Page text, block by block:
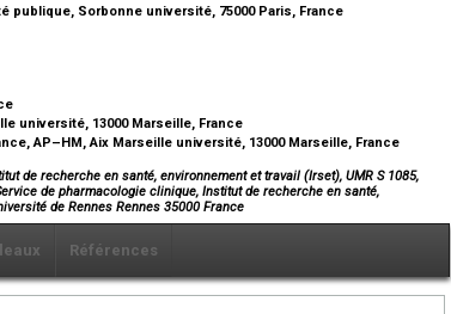
Sorbonne université, 75000 Paris, France
université, 13000 Marseille, France
AP–HM, Aix Marseille université, 13000 Marseille, France
de recherche en santé, environnement et travail (Irset), UMR S 1085,
de pharmacologie clinique, Institut de recherche en santé,
de Rennes Rennes 35000 France
Références